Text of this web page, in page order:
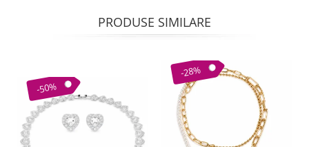
PRODUSE SIMILARE
-50%
-28%